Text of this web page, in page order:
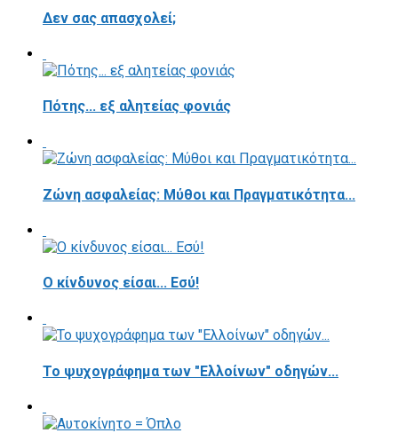
Δεν σας απασχολεί;
Πότης... εξ αλητείας φονιάς
Ζώνη ασφαλείας: Μύθοι και Πραγματικότητα...
Ο κίνδυνος είσαι... Εσύ!
Το ψυχογράφημα των "Ελλοίνων" οδηγών...